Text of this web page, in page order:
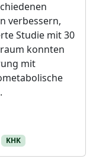
verbessern,
Studie mit 30
konnten
mit
KHK